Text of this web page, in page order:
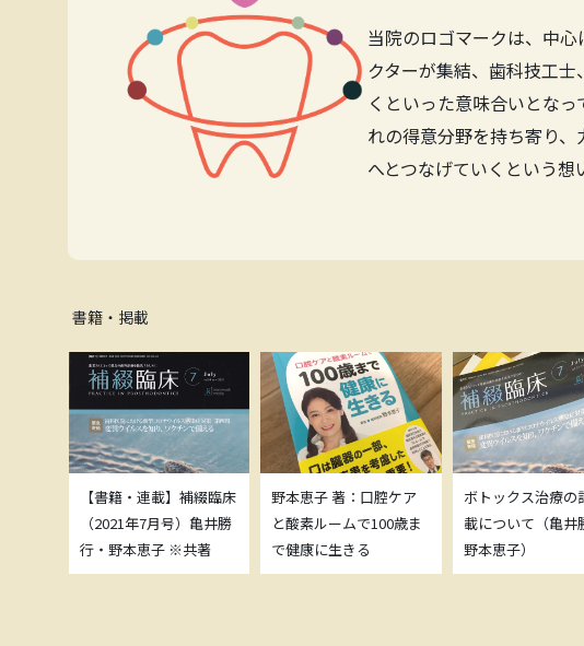
当院のロゴマークは、中
クターが集結、歯科技工
くといった意味合いとな
れの得意分野を持ち寄り
へとつなげていくという想
書籍・掲載
【書籍・連載】補綴臨床
（2021年7月号）亀井勝
行・野本恵子 ※共著
野本恵子 著：口腔ケア
と酸素ルームで100歳ま
で健康に生きる
ボトックス治療の
載について（亀井
野本恵子）